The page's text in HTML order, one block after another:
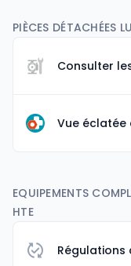
PIÈCES DÉTACHÉES
Consulter
Vue éclatée
EQUIPEMENTS
HTE